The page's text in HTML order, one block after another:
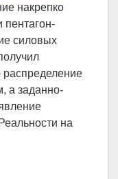
накрепко
силовых
распределение
а заданно-
на